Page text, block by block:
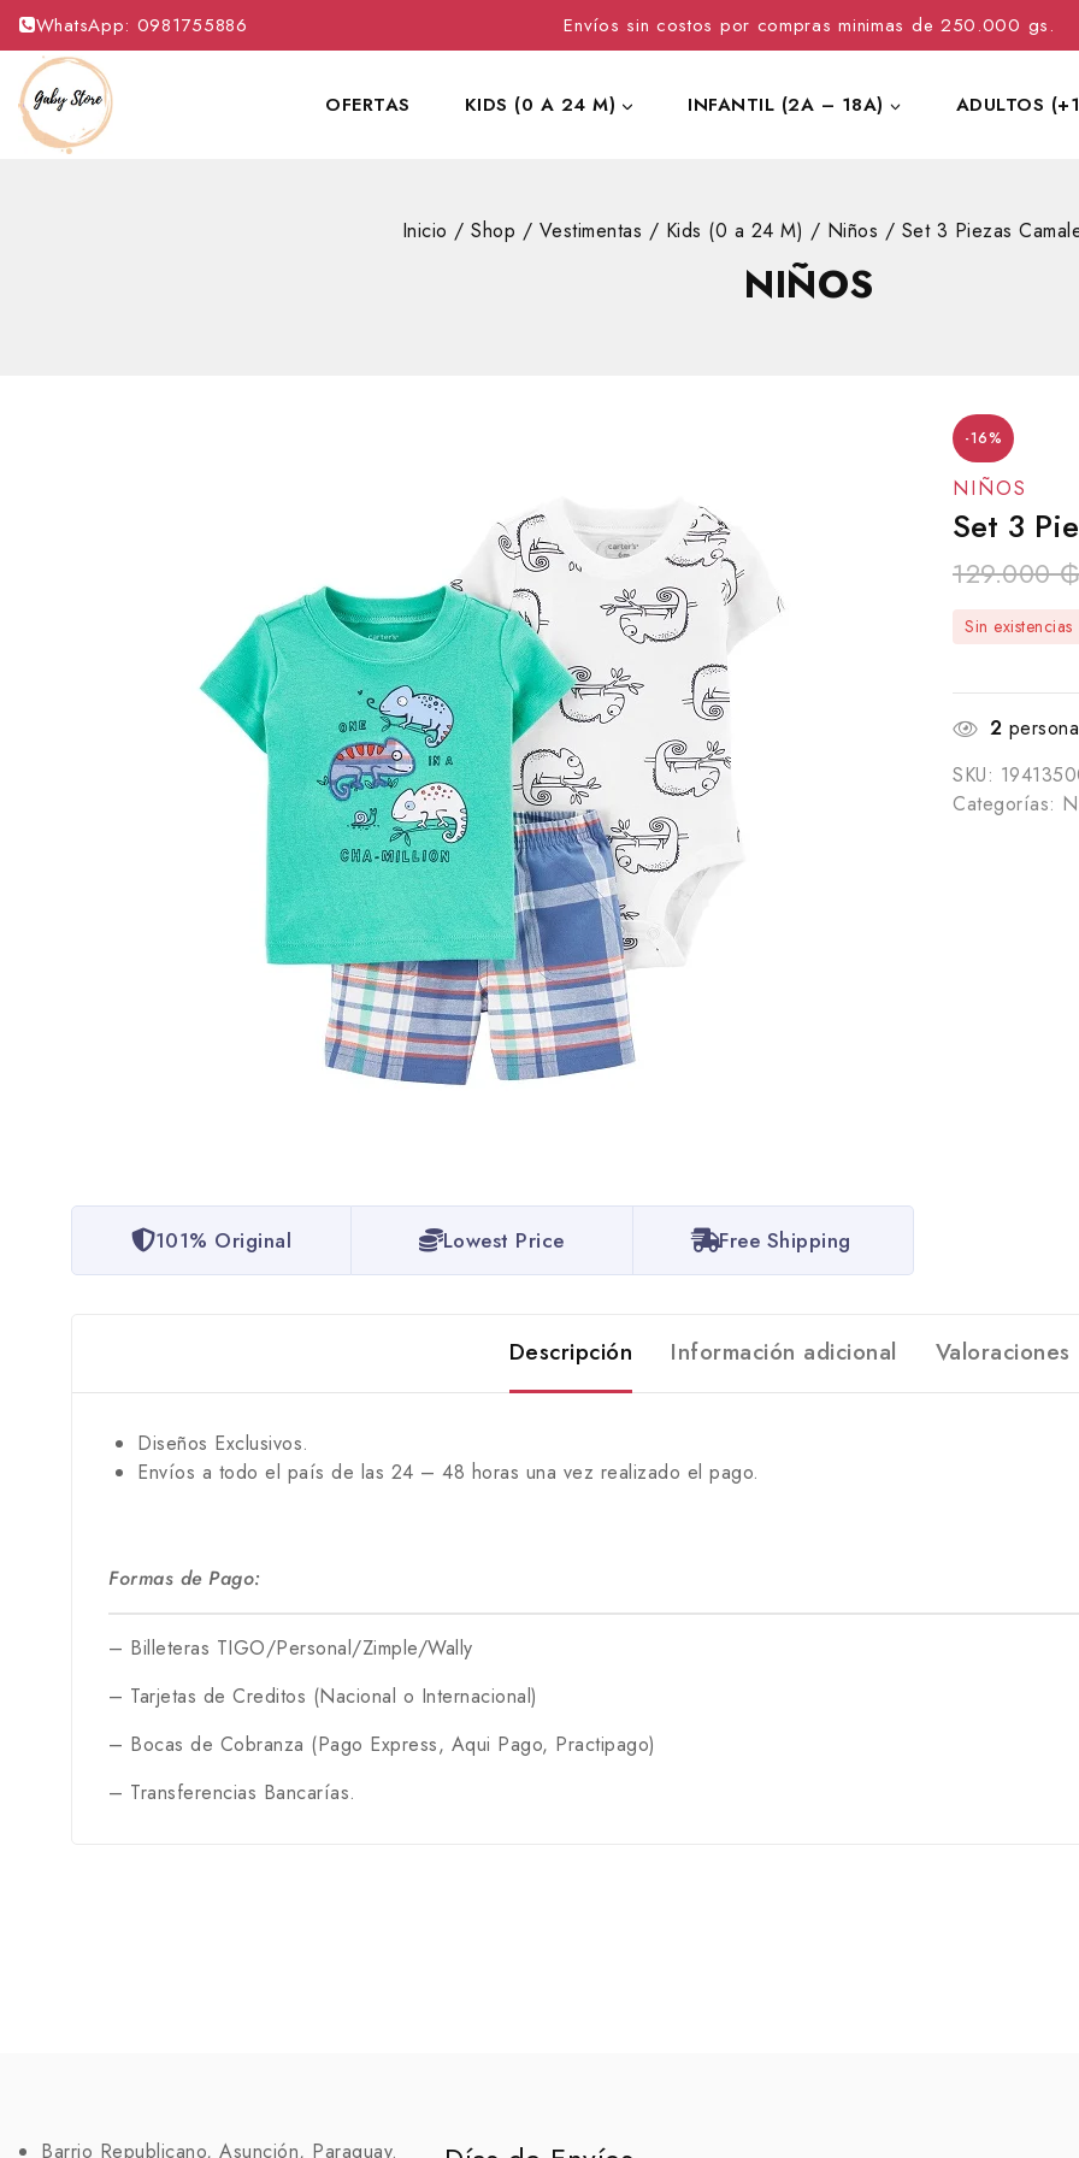
WhatsApp: 0981755886 Envíos sin costos por compras minimas de 250.000 gs.
OFERTAS KIDS (0 A 24 M) INFANTIL (2A – 18A) ADULTOS
Inicio / Shop / Vestimentas / Kids (0 a 24 M) / Niños / Set 3 Piezas
NIÑOS
101% Original Lowest Price Free Shipping
-16%
NIÑOS
Set 3
129.000
Sin existencias
2
SKU:
Categorías:
Descripción Información adicional
Diseños Exclusivos.
Envíos a todo el país de las 24 – 48 horas una vez realizado el pago.
Formas de Pago:
– Billeteras TIGO/Personal/Zimple/Wally
– Tarjetas de Creditos (Nacional o Internacional)
– Bocas de Cobranza (Pago Express, Aqui Pago, Practipago)
– Transferencias Bancarías.
Barrio Republicano, Asunción, Paraguay.